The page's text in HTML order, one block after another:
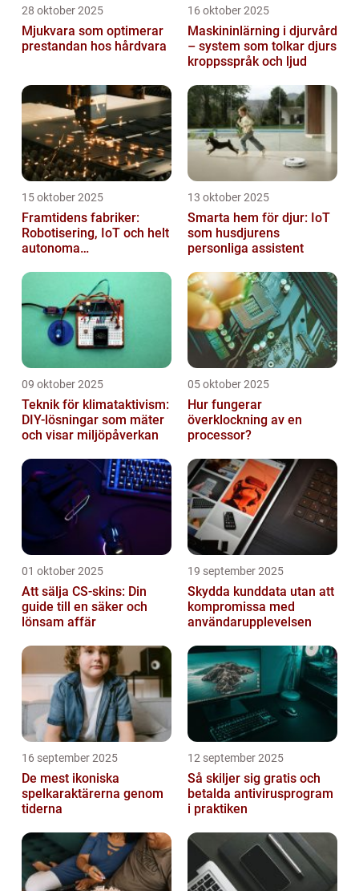
28 oktober 2025
Mjukvara som optimerar
prestandan hos hårdvara
16 oktober 2025
Maskininlärning i djurvård
– system som tolkar djurs
kroppsspråk och ljud
15 oktober 2025
Framtidens fabriker:
Robotisering, IoT och helt
autonoma
13 oktober 2025
Smarta hem för djur: IoT
som husdjurens
personliga assistent
09 oktober 2025
Teknik för klimataktivism:
DIY-lösningar som mäter
och visar miljöpåverkan
05 oktober 2025
Hur fungerar
överklockning av en
processor?
01 oktober 2025
Att sälja CS-skins: Din
guide till en säker och
lönsam affär
19 september 2025
Skydda kunddata utan att
kompromissa med
användarupplevelsen
16 september 2025
De mest ikoniska
spelkaraktärerna genom
tiderna
12 september 2025
Så skiljer sig gratis och
betalda antivirusprogram
i praktiken